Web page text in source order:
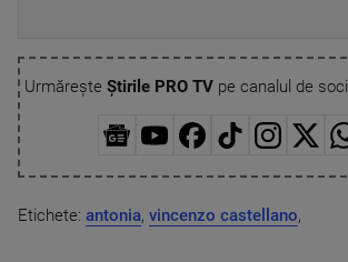
Urmărește Știrile PRO TVpe canalul de
Etichete: antonia, vincenzo castellano,